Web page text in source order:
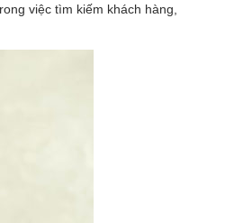
việc tìm kiếm khách hàng,